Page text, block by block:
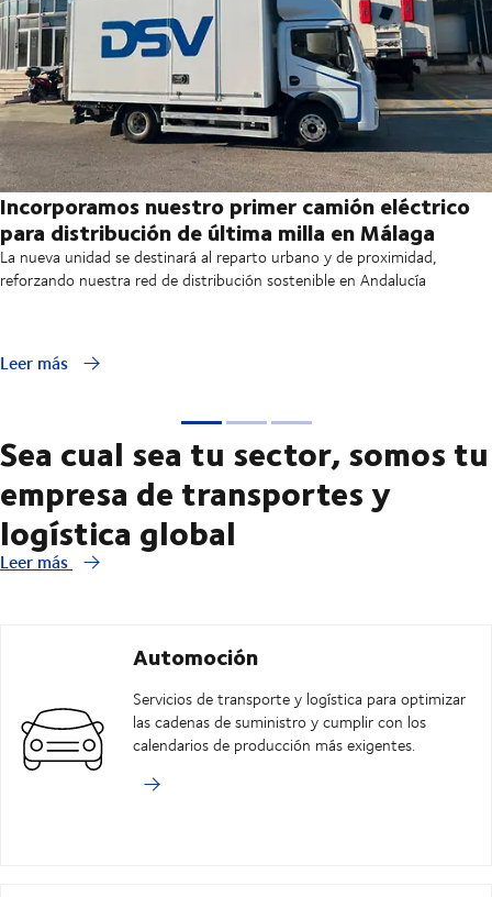
Incorporamos nuestro primer camión eléctrico
para distribución de última milla en Málaga
La nueva unidad se destinará al reparto urbano y de proximidad,
reforzando nuestra red de distribución sostenible en Andalucía
Leer más
Sea cual sea tu sector, somos tu
empresa de transportes y
logística global
Leer más
Automoción
Servicios de transporte y logística para optimizar
las cadenas de suministro y cumplir con los
calendarios de producción más exigentes.